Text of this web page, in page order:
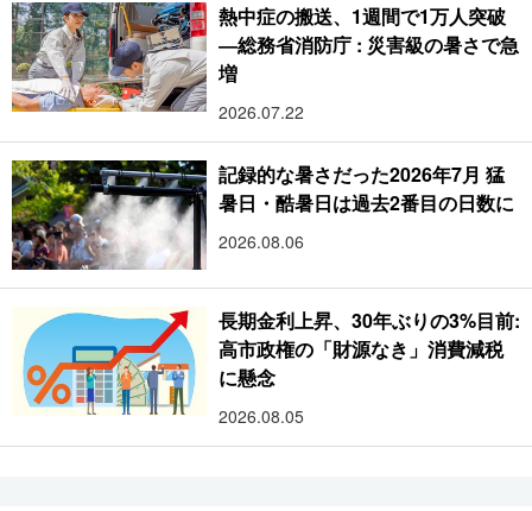
熱中症の搬送、1週間で1万人突破
―総務省消防庁 : 災害級の暑さで急
増
2026.07.22
記録的な暑さだった2026年7月 猛
暑日・酷暑日は過去2番目の日数に
2026.08.06
長期金利上昇、30年ぶりの3%目前:
高市政権の「財源なき」消費減税
に懸念
2026.08.05